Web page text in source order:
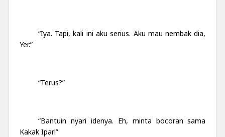
“Iya. Tapi, kali ini aku serius. Aku mau nembak dia,
Yer.”
“Terus?”
“Bantuin nyari idenya. Eh, minta bocoran sama
Kakak Ipar!”